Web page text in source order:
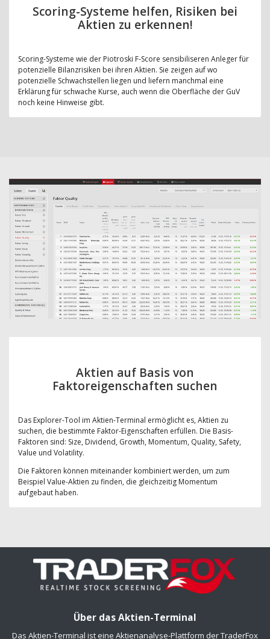
Scoring-Systeme helfen, Risiken bei
Aktien zu erkennen!
Scoring-Systeme wie der Piotroski F-Score sensibiliseren Anleger für
potenzielle Bilanzrisiken bei ihren Aktien. Sie zeigen auf wo
potenzielle Schwachstellen liegen und liefern manchmal eine
Erklärung für schwache Kurse, auch wenn die Oberfläche der GuV
noch keine Hinweise gibt.
Aktien auf Basis von
Faktoreigenschaften suchen
Das Explorer-Tool im Aktien-Terminal ermöglicht es, Aktien zu
suchen, die bestimmte Faktor-Eigenschaften erfüllen. Die Basis-
Faktoren sind: Size, Dividend, Growth, Momentum, Quality, Safety,
Value und Volatility.
Die Faktoren können miteinander kombiniert werden, um zum
Beispiel Value-Aktien zu finden, die gleichzeitig Momentum
aufgebaut haben.
Über das Aktien-Terminal
Das Aktien-Terminal ist eine Aktienanalyse-Plattform der TraderFox